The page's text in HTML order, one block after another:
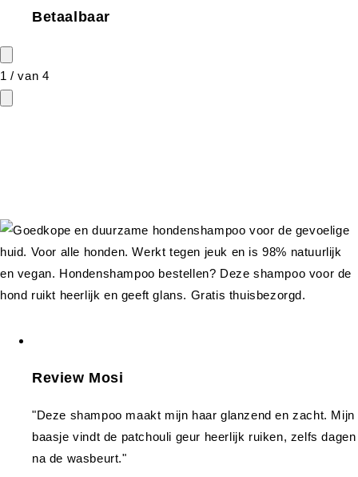
Betaalbaar
1 /van 4
Review Mosi
"Deze shampoo maakt mijn haar glanzend en zacht. Mijn
baasje vindt de patchouli geur heerlijk ruiken, zelfs dagen
na de wasbeurt."